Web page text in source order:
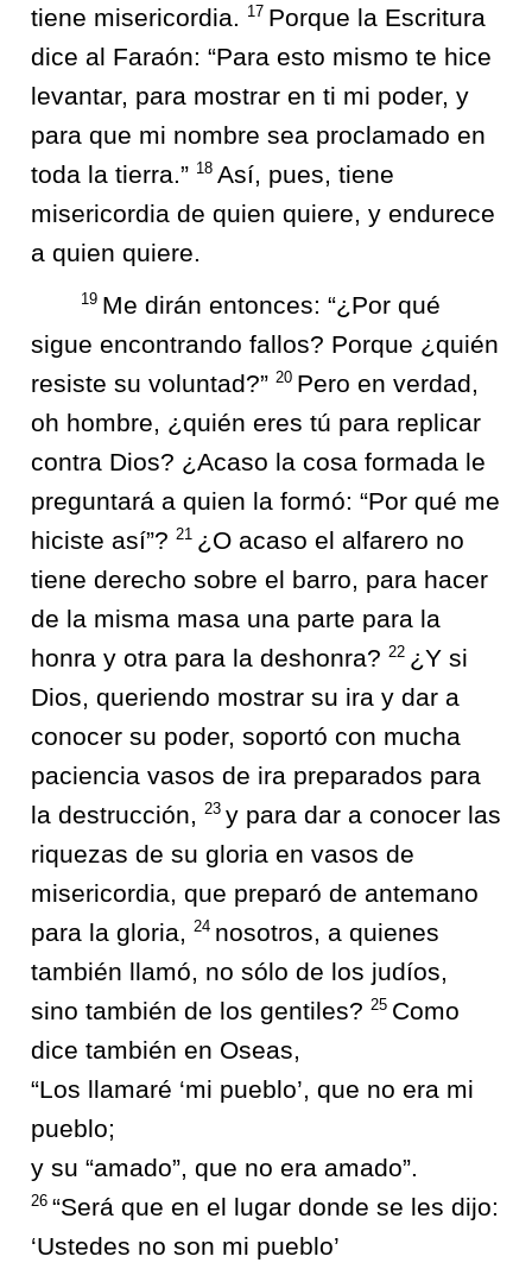
tiene misericordia.
17 Porque la Escritura
dice al Faraón: “Para esto mismo te hice
levantar, para mostrar en ti mi poder, y
para que mi nombre sea proclamado en
toda la tierra.” 18 Así, pues, tiene
misericordia de quien quiere, y endurece
a quien quiere.
19 Me dirán entonces: “¿Por qué
sigue encontrando fallos? Porque ¿quién
resiste su voluntad?” 20 Pero en verdad,
oh hombre, ¿quién eres tú para replicar
contra Dios? ¿Acaso la cosa formada le
preguntará a quien la formó: “Por qué me
hiciste así”? 21 ¿O acaso el alfarero no
tiene derecho sobre el barro, para hacer
de la misma masa una parte para la
honra y otra para la deshonra? 22 ¿Y si
Dios, queriendo mostrar su ira y dar a
conocer su poder, soportó con mucha
paciencia vasos de ira preparados para
la destrucción, 23 y para dar a conocer las
riquezas de su gloria en vasos de
misericordia, que preparó de antemano
para la gloria, 24 nosotros, a quienes
también llamó, no sólo de los judíos,
sino también de los gentiles? 25 Como
dice también en Oseas,
“Los llamaré ‘mi pueblo’, que no era mi
pueblo;
y su “amado”, que no era amado”.
26 “Será que en el lugar donde se les dijo:
‘Ustedes no son mi pueblo’